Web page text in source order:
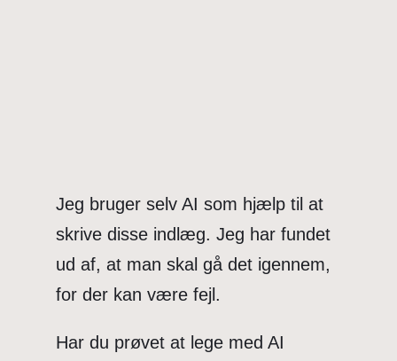
Jeg bruger selv AI som hjælp til at
skrive disse indlæg. Jeg har fundet
ud af, at man skal gå det igennem,
for der kan være fejl.
Har du prøvet at lege med AI